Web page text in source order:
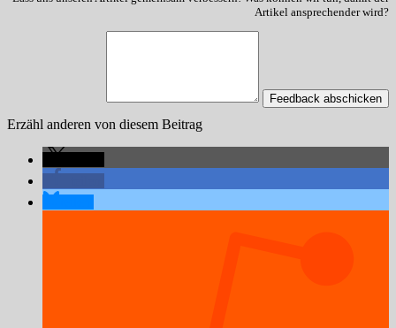
Artikel ansprechender wird?
Feedback abschicken
Erzähl anderen von diesem Beitrag